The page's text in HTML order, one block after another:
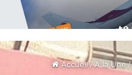
Accueil/A la Une/